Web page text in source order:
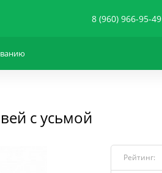
8 (960) 966-95-49
с усьмой
Рейтинг: